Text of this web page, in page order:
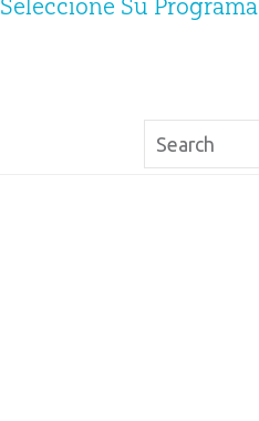
Seleccione Su Programa